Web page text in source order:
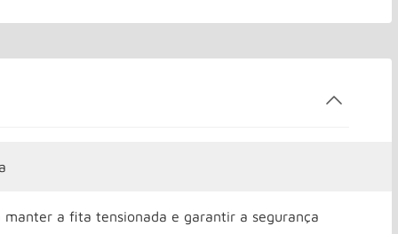
manter a fita tensionada e garantir a segurança